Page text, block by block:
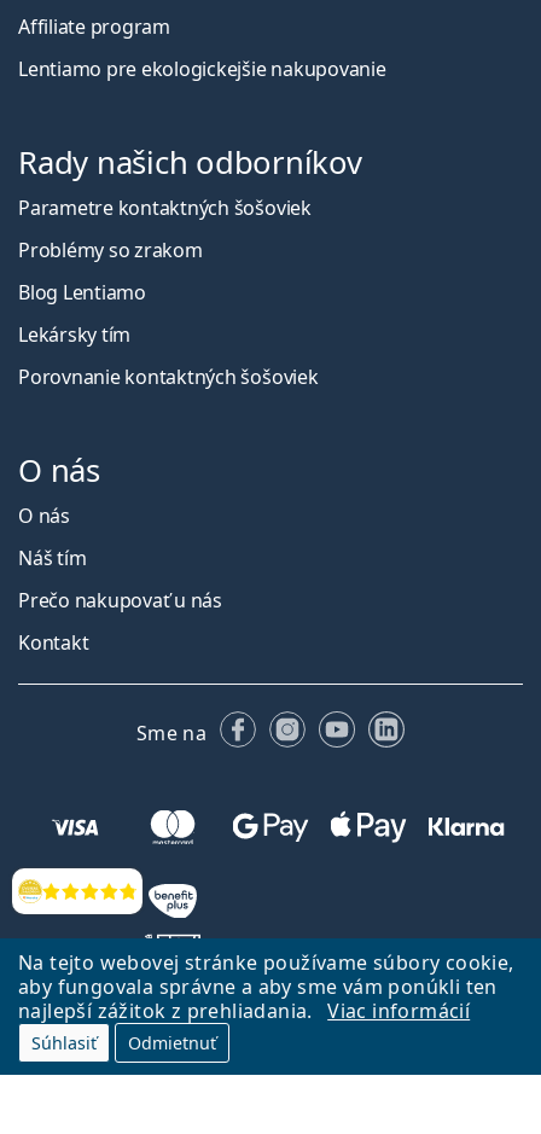
Na tejto webovej stránke používame súbory cookie,
aby fungovala správne a aby sme vám ponúkli ten
najlepší zážitok z prehliadania.
Viac informácií
Súhlasiť Odmietnuť
Hodnotenia
Affiliate program
Lentiamo pre ekologickejšie nakupovanie
Rady našich odborníkov
Parametre kontaktných šošoviek
Problémy so zrakom
Blog Lentiamo
Lekársky tím
Porovnanie kontaktných šošoviek
O nás
O nás
Náš tím
Prečo nakupovať u nás
Kontakt
Sme na FacebookuInstagrame
YouTubeLinkedIn
Späť na Úvodnu stránku
Lentiamo.sk vlastní a prevádzkuje spoločnosť Lentiamo s.r.o., Česká